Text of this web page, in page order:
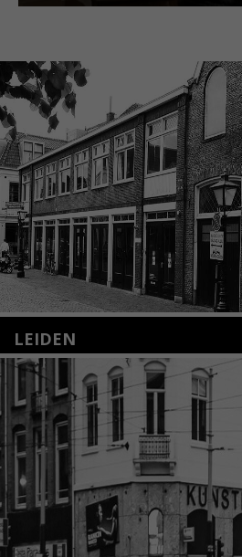
LEIDEN
Nieuwstraat 35
2312 KA Leiden
+31(0)71 – 52 84 480
info@kunsthuisleiden.nl
Lees meer